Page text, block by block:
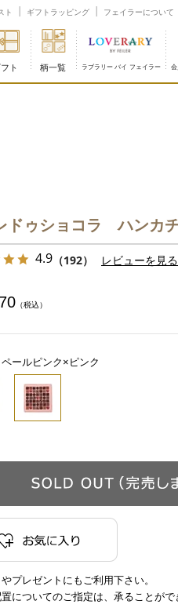
ト ギフトラッピング フェイラーについて
ト 柄一覧 ラブラリー バイ フェイラー
ドゥショコラ ハンカチ
4.9 （192） レビューを見る
（税込）
ールピンク×ピンク
プレゼントにもご利用下さい。
についてのご指定は、承ることがで